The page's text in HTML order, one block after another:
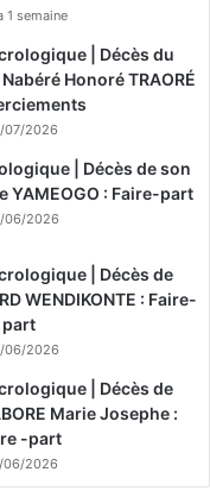
1 semaine
| Décès du
Honoré TRAORÉ
07/2026
| Décès de son
YAMEOGO : Faire-part
06/2026
| Décès de
WENDIKONTE : Faire-
part
06/2026
| Décès de
Marie Josephe :
-part
06/2026